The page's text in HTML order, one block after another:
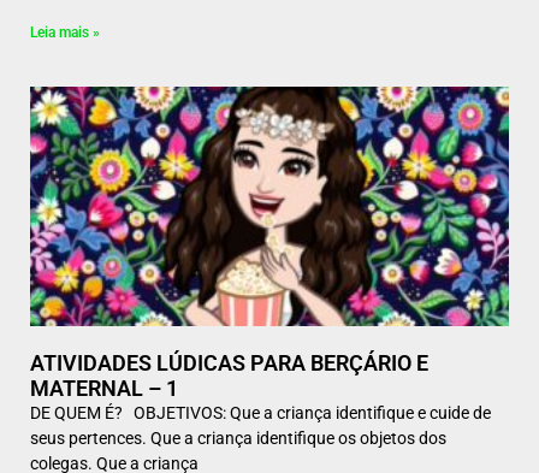
Leia mais »
ATIVIDADES LÚDICAS PARA BERÇÁRIO E
MATERNAL – 1
DE QUEM É? OBJETIVOS: Que a criança identifique e cuide de
seus pertences. Que a criança identifique os objetos dos
colegas. Que a criança